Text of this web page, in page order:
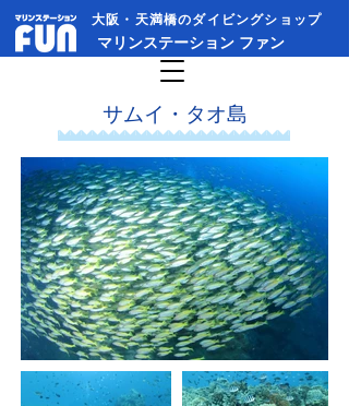
大阪・天満橋のダイビングショップ​
​マリンステーション ファン
​サムイ・タオ島